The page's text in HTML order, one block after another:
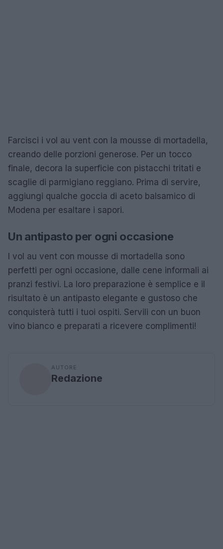
Farcisci i vol au vent con la mousse di mortadella,
creando delle porzioni generose. Per un tocco
finale, decora la superficie con pistacchi tritati e
scaglie di parmigiano reggiano. Prima di servire,
aggiungi qualche goccia di aceto balsamico di
Modena per esaltare i sapori.
Un antipasto per ogni occasione
I vol au vent con mousse di mortadella sono
perfetti per ogni occasione, dalle cene informali ai
pranzi festivi. La loro preparazione è semplice e il
risultato è un antipasto elegante e gustoso che
conquisterà tutti i tuoi ospiti. Servili con un buon
vino bianco e preparati a ricevere complimenti!
AUTORE
Redazione